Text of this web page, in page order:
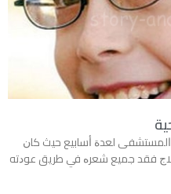
ﻟﻌﺪﺓ ﺃﺳﺎﺑﻴﻊ ﺣﻴﺚ ﻛﺎﻥ
ﻓﻘﺪ ﺟﻤﻴﻊ ﺷﻌﺮﻩ ﻓﻲ ﻃﺮﻳﻖ ﻋﻮﺩﺗﻪ